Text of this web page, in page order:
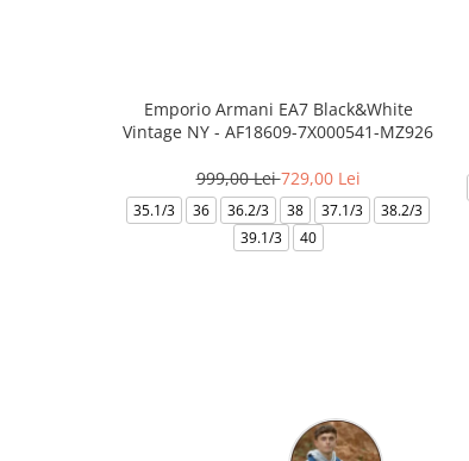
Emporio Armani EA7 Black&White
Vintage NY - AF18609-7X000541-MZ926
999,00 Lei729,00 Lei
35.1/3 36 36.2/3 38 37.1/3
38.2/3
39.1/3
40